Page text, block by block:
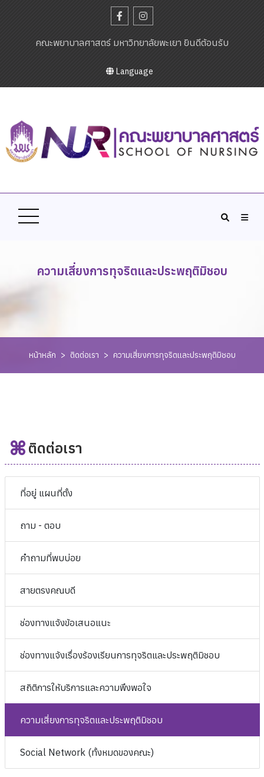
คณะพยาบาลศาสตร์ มหาวิทยาลัยพะเยา ยินดีต้อนรับ
Language
ความเสี่ยงการทุจริตและประพฤติมิชอบ
หน้าหลัก > ติดต่อเรา > ความเสี่ยงการทุจริตและประพฤติมิชอบ
ติดต่อเรา
ที่อยู่ แผนที่ตั้ง
ถาม - ตอบ
คำถามที่พบบ่อย
สายตรงคณบดี
ช่องทางแจ้งข้อเสนอแนะ
ช่องทางแจ้งเรื่องร้องเรียนการทุจริตและประพฤติมิชอบ
สถิติการให้บริการและความพึงพอใจ
ความเสี่ยงการทุจริตและประพฤติมิชอบ
Social Network (ทั้งหมดของคณะ)